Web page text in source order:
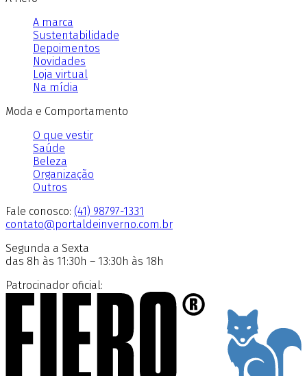
A marca
Sustentabilidade
Depoimentos
Novidades
Loja virtual
Na mídia
Moda e Comportamento
O que vestir
Saúde
Beleza
Organização
Outros
Fale conosco: (41) 98797-1331
contato@portaldeinverno.com.br
Segunda a Sexta
das 8h às 11:30h – 13:30h às 18h
Patrocinador oficial: